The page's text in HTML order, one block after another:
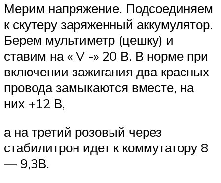
Мерим напряжение. Подсоединяем
к скутеру заряженный аккумулятор.
Берем мультиметр (цешку) и
ставим на « V -» 20 В. В норме при
включении зажигания два красных
провода замыкаются вместе, на
них +12 В,
а на третий розовый через
стабилитрон идет к коммутатору 8
— 9,3В.